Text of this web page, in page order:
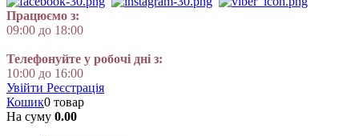
Працюємо з:
09:00 до 18:00
Телефонуйте у робочі дні з:
10:00 до 16:00
Увійти Реєстрація
Кошик0 товар
На суму 0.00